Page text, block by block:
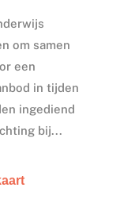
om samen
een
in tijden
ingediend
bij...